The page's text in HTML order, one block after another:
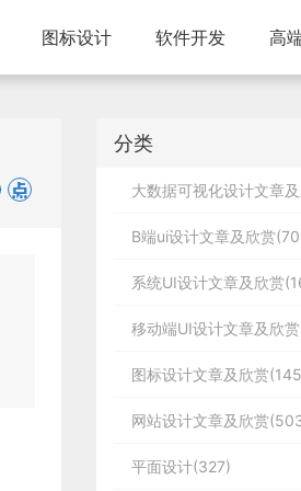
图标设计 软件开发 高
分类
大数据可视化设计文章
B端ui设计文章及欣赏
系统UI设计文章及欣赏
移动端UI设计文章及欣
图标设计文章及欣赏
网站设计文章及欣赏
平面设计(327)